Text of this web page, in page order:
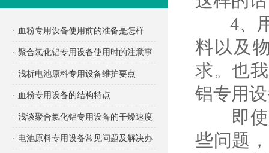
· 血粉专用设备使用前的准备是怎样
的？
· 聚合氯化铝专用设备使用时的注意事
项有哪些？
· 浅析电池原料专用设备维护要点
· 血粉专用设备的结构特点
· 浅谈聚合氯化铝专用设备的干燥速度
· 电池原料专用设备常见问题及解决办
4、用
料以及
求。也
铝专用
即使选
些问题